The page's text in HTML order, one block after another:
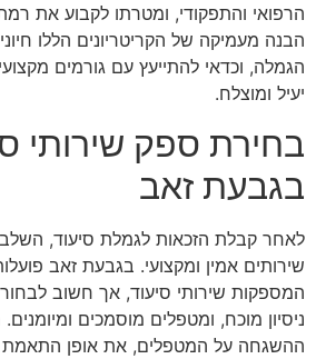
הרפואי והתפקודי, ומטרתו לקבוע את
הבנה מעמיקה של הקריטריונים הללו
הגמלה, וכדאי להתייעץ עם גורמים
יעיל ומוצלח.
בחירת ספק שירותי
בגבעת זאב
לאחר קבלת הזכאות לגמלת סיעוד,
שירותים אמין ומקצועי. בגבעת זאב
המספקות שירותי סיעוד, אך חשוב
ניסיון מוכח, ומטפלים מוסמכים
ההשגחה על המטפלים, את אופן